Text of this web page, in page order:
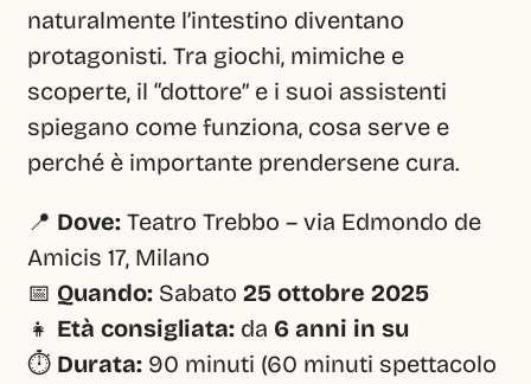
naturalmente l’intestino diventano
protagonisti. Tra giochi, mimiche e
scoperte, il “dottore” e i suoi assistenti
spiegano come funziona, cosa serve e
perché è importante prendersene cura.
📍 Dove: Teatro Trebbo – via Edmondo de
Amicis 17, Milano
📅 Quando: Sabato 25 ottobre 2025
👧 Età consigliata: da 6 anni in su
⏱️ Durata: 90 minuti (60 minuti spettacolo